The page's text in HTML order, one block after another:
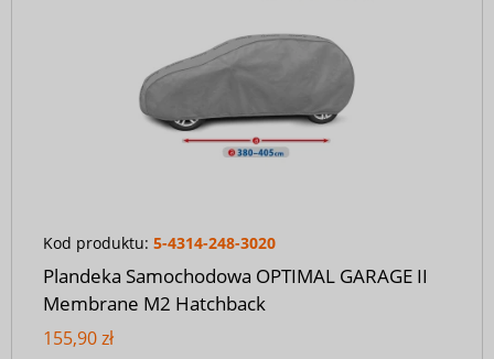
Kod produktu: 5-4314-248-3020
Plandeka Samochodowa OPTIMAL GARAGE II
Membrane M2 Hatchback
155,90 zł